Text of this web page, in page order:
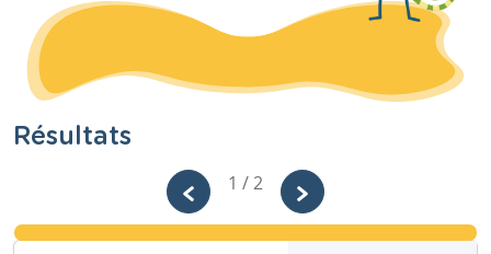
Résultats
1 / 2